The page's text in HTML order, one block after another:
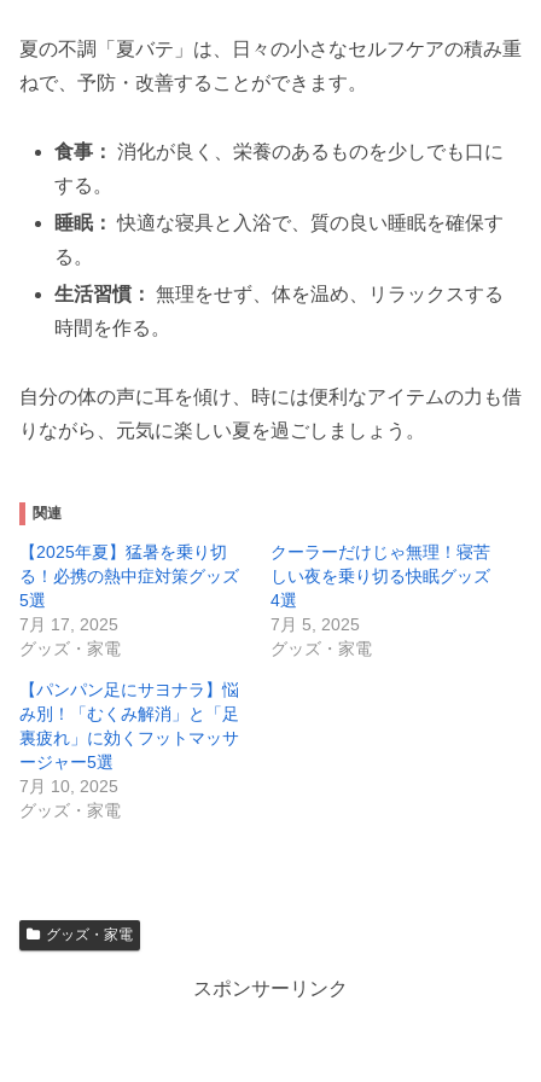
夏の不調「夏バテ」は、日々の小さなセルフケアの積み重
ねで、予防・改善することができます。
食事： 消化が良く、栄養のあるものを少しでも口に
する。
睡眠： 快適な寝具と入浴で、質の良い睡眠を確保す
る。
生活習慣： 無理をせず、体を温め、リラックスする
時間を作る。
自分の体の声に耳を傾け、時には便利なアイテムの力も借
りながら、元気に楽しい夏を過ごしましょう。
関連
【2025年夏】猛暑を乗り切
る！必携の熱中症対策グッズ
5選
7月 17, 2025
グッズ・家電
クーラーだけじゃ無理！寝苦
しい夜を乗り切る快眠グッズ
4選
7月 5, 2025
グッズ・家電
【パンパン足にサヨナラ】悩
み別！「むくみ解消」と「足
裏疲れ」に効くフットマッサ
ージャー5選
7月 10, 2025
グッズ・家電
グッズ・家電
スポンサーリンク